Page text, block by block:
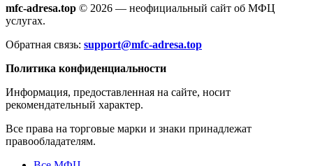
mfc-adresa.top © 2026 — неофициальный сайт об МФЦ
услугах.
Обратная связь: support@mfc-adresa.top
Политика конфиденциальности
Информация, предоставленная на сайте, носит
рекомендательный характер.
Все права на торговые марки и знаки принадлежат
правообладателям.